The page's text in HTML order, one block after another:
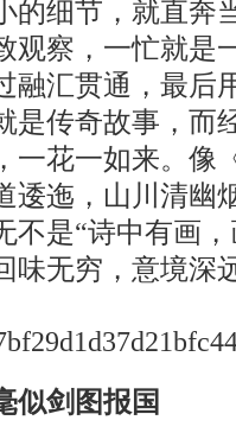
的细节，就直奔
观察，一忙就是
融汇贯通，最后
是传奇故事，而
一花一如来。像
逶迤，山川清幽
不是“诗中有画
味无穷，意境深
似剑图报国